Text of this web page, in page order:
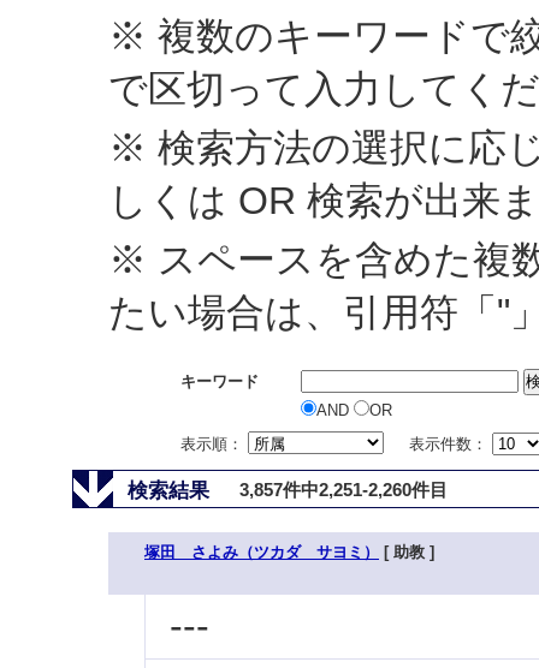
※ 複数のキーワードで
で区切って入力してく
※ 検索方法の選択に応
しくは OR 検索が出来
※ スペースを含めた複
たい場合は、引用符「"
キーワード
AND
OR
表示順：
表示件数：
検索結果 3,857件中2,251-2,260件目
塚田 さよみ（ツカダ サヨミ） [ 助教 ]
---